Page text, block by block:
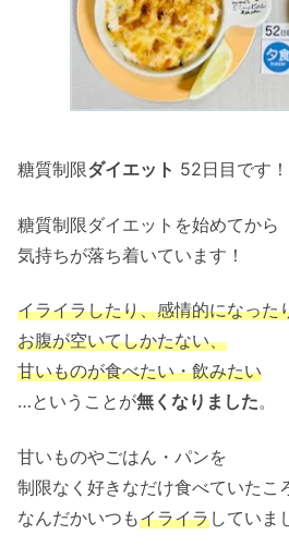
糖質制限ダイエット 52日目です！
糖質制限ダイエットを始めてから
気持ちが落ち着いています！
イライラしたり、感情的になった
お腹が空いてしかたない、
甘いものが食べたい・飲みたい
…ということが無くなりました。
甘いものやごはん・パンを
制限なく好きなだけ食べていたこ
なんだかいつもイライラしていま